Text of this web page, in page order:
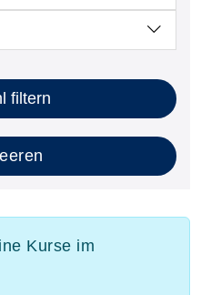
filtern
Kurse im